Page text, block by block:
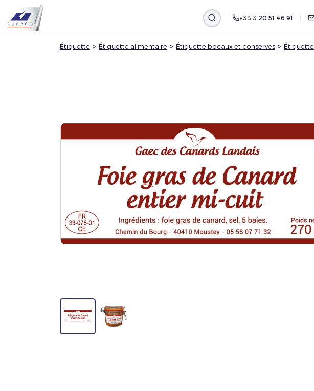
+33 3 20 51 46 91
Étiquette > Étiquette alimentaire > Étiquette bocaux et conserves >